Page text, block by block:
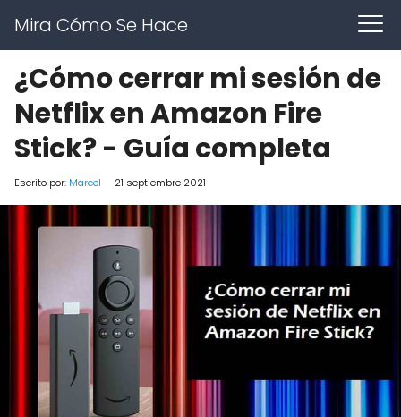
Mira Cómo Se Hace
¿Cómo cerrar mi sesión de
Netflix en Amazon Fire
Stick? - Guía completa
Escrito por: Marcel 21 septiembre 2021